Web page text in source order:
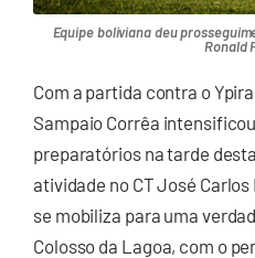
Equipe boliviana deu
Ronald
Com a partida contra o
Sampaio Corrêa
preparatórios na tarde
atividade no CT José
se mobiliza para uma
Colosso da Lagoa, com o